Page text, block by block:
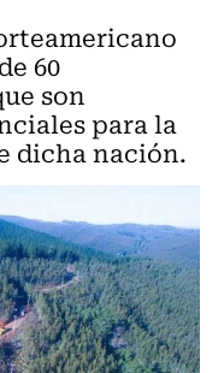
60
son
para la
dicha nación.